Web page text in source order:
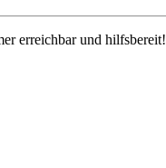
erreichbar und hilfsbereit!